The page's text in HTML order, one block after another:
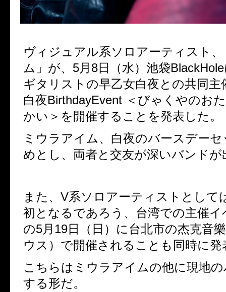
ヴィジュアル系ソロアーティスト
ム」が、5月8日（水）池袋
ギタリストの早乙女白夜との共同主
白夜BirthdayEvent ＜びゃくやのお
かい＞を開催することを発表した。
ミウラアイム、白夜のバースデー
めとし、両者と交友が深いバンドが
また、V系ソロアーティストとして
初となるであろう、台湾での主催
の5月19日（日）に台北市の杰克音
ウス）で開催されることも同時に発
こちらはミウラアイムの他に現地
する形だ。